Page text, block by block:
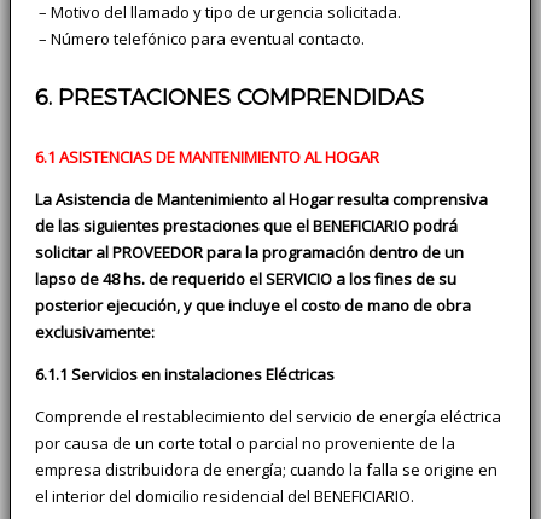
­ – Motivo del llamado y tipo de urgencia solicitada.
­ – Número telefónico para eventual contacto.
6. PRESTACIONES COMPRENDIDAS
6.1 ASISTENCIAS DE MANTENIMIENTO AL HOGAR
La Asistencia de Mantenimiento al Hogar resulta comprensiva
de las siguientes prestaciones que el BENEFICIARIO podrá
solicitar al PROVEEDOR para la programación dentro de un
lapso de 48 hs. de requerido el SERVICIO a los fines de su
posterior ejecución, y que incluye el costo de mano de obra
exclusivamente:
6.1.1 Servicios en instalaciones Eléctricas
Comprende el restablecimiento del servicio de energía eléctrica
por causa de un corte total o parcial no proveniente de la
empresa distribuidora de energía; cuando la falla se origine en
el interior del domicilio residencial del BENEFICIARIO.